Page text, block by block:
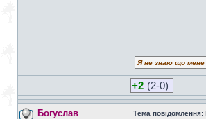
Я не знаю що мене
+2 (2-0)
Богуслав Тема повідомлення: